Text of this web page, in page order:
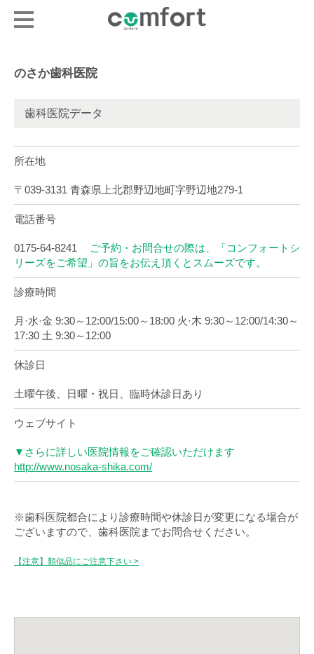
のさか歯科医院
歯科医院データ
所在地
〒039-3131 青森県上北郡野辺地町字野辺地279-1
電話番号
0175-64-8241
ご予約・お問合せの際は、「コンフォートシ
リーズをご希望」の旨をお伝え頂くとスムーズです。
診療時間
月·水·金 9:30～12:00/15:00～18:00 火·木 9:30～12:00/14:30～
17:30 土 9:30～12:00
休診日
土曜午後、日曜・祝日、臨時休診日あり
ウェブサイト
▼さらに詳しい医院情報をご確認いただけます
http://www.nosaka-shika.com/
※歯科医院都合により診療時間や休診日が変更になる場合が
ございますので、歯科医院までお問合せください。
【注意】類似品にご注意下さい >